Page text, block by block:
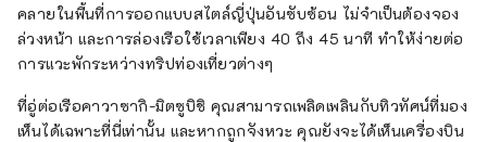
คลายในพื้นที่การออกแบบสไตล์ญี่ปุ่นอันซับซ้อน ไม่จำเป็นต้องจอง
ล่วงหน้า และการล่องเรือใช้เวลาเพียง 40 ถึง 45 นาที ทำให้ง่ายต่อ
การแวะพักระหว่างทริปท่องเที่ยวต่างๆ
ที่อู่ต่อเรือคาวาซากิ-มิตซูบิชิ คุณสามารถเพลิดเพลินกับทิวทัศน์ที่มอง
เห็นได้เฉพาะที่นี่เท่านั้น และหากถูกจังหวะ คุณยังจะได้เห็นเครื่องบิน